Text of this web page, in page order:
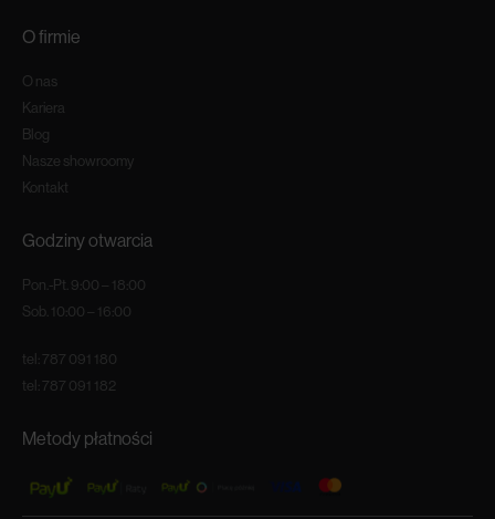
O firmie
O nas
Kariera
Blog
Nasze showroomy
Kontakt
Godziny otwarcia
Pon.-Pt. 9:00 – 18:00
Sob. 10:00 – 16:00
tel: 787 091 180
tel: 787 091 182
Metody płatności